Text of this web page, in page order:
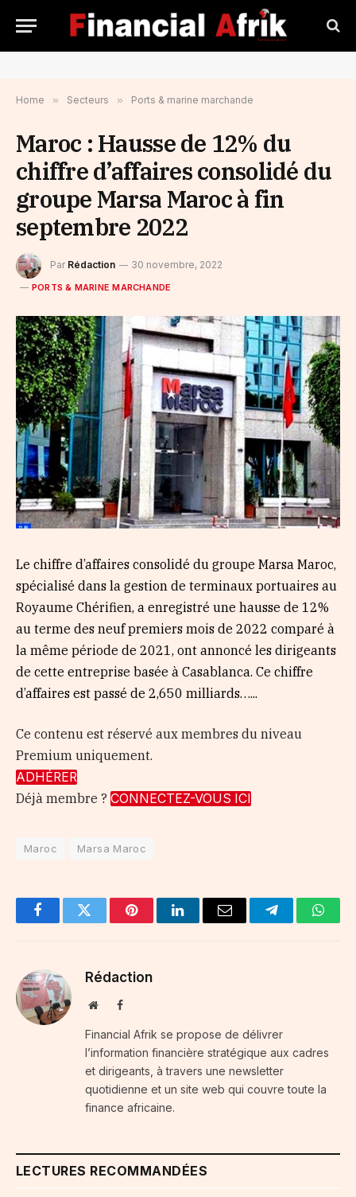
Home » Secteurs » Ports & marine marchande
Maroc : Hausse de 12% du
chiffre d’affaires consolidé du
groupe Marsa Maroc à fin
septembre 2022
Par Rédaction 30 novembre, 2022
PORTS & MARINE MARCHANDE
Le chiffre d’affaires consolidé du groupe Marsa Maroc,
spécialisé dans la gestion de terminaux portuaires au
Royaume Chérifien, a enregistré une hausse de 12%
au terme des neuf premiers mois de 2022 comparé à
la même période de 2021, ont annoncé les dirigeants
de cette entreprise basée à Casablanca. Ce chiffre
d’affaires est passé de 2,650 milliards…...
Ce contenu est réservé aux membres du niveau
Premium uniquement.
ADHÉRER
Déjà membre ? CONNECTEZ-VOUS ICI
‎Maroc Marsa Maroc
FacebookTwitter PinterestLinkedInEmail Telegram
Rédaction
WebsiteFacebook
Financial Afrik se propose de délivrer
l’information financière stratégique aux cadres
et dirigeants, à travers une newsletter
quotidienne et un site web qui couvre toute la
finance africaine.
LECTURES RECOMMANDÉES